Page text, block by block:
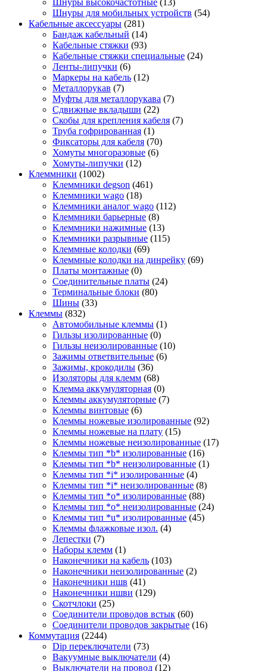
Шнуры для мобильных устройств (54)
Кабельные аксессуары (281)
Бандаж кабельный (14)
Кабельные стяжки (93)
Кабельные стяжки специальные (24)
Ленты-липучки (6)
Маркеры на кабель (12)
Металлорукав (7)
Муфты для металлорукава (7)
Сдвижные вкладыши (22)
Скобы для крепления кабеля (7)
Труба гофрированная (1)
Фиксаторы для кабеля (70)
Хомуты многоразовые (6)
Хомуты-липучки (12)
Клеммники (1002)
Клеммники degson (461)
Клеммники wago (18)
Клеммники аналог wago (112)
Клеммники барьерные (8)
Клеммники нажимные (13)
Клеммники разрывные (115)
Клеммные колодки (69)
Клеммные колодки на динрейку (69)
Платы монтажные (0)
Соединительные платы (24)
Терминальные блоки (80)
Шины (33)
Клеммы (832)
Автомобильные клеммы (1)
Гильзы изолированные (0)
Гильзы неизолированные (10)
Зажимы ответвительные (6)
Зажимы, крокодилы (36)
Изоляторы для клемм (68)
Клемма аккумуляторная (0)
Клеммы аккумуляторные (7)
Клеммы винтовые (6)
Клеммы ножевые изолированные (92)
Клеммы ножевые на плату (15)
Клеммы ножевые неизолированные (17)
Клеммы тип *b* изолированные (16)
Клеммы тип *b* неизолированные (1)
Клеммы тип *i* изолированные (4)
Клеммы тип *i* неизолированные (8)
Клеммы тип *o* изолированные (88)
Клеммы тип *o* неизолированные (24)
Клеммы тип *u* изолированные (45)
Клеммы флажковые изол. (4)
Лепестки (7)
Наборы клемм (1)
Наконечники на кабель (103)
Наконечники неизолированные (2)
Наконечники ншв (41)
Наконечники ншви (129)
Скотчлоки (25)
Соединители проводов встык (60)
Соединители проводов закрытые (16)
Коммутация (2244)
Dip переключатели (73)
Вакуумные выключатели (4)
Выключатели на провод (12)